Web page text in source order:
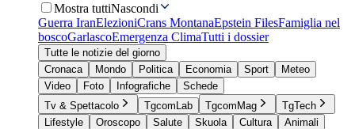
Mostra tuttiNascondi
Guerra IranElezioniCrans MontanaEpstein FilesFamiglia nel
boscoGarlascoEmergenza ClimaTutti i dossier
Tutte le notizie del giorno
Cronaca
Mondo Politica Economia Sport
Meteo
Video
Foto Infografiche
Schede
Tv & Spettacolo
TgcomLab TgcomMag
TgTech
Lifestyle
Oroscopo Salute Skuola Cultura
Animali